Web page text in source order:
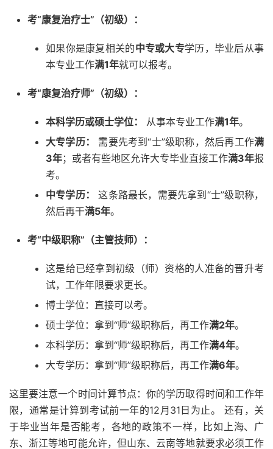
考“康复治疗士”（初级）：
如果你是康复相关的中专或大专学历，毕业后从事
本专业工作满1年就可以报考。
考“康复治疗师”（初级）：
本科学历或硕士学位： 从事本专业工作满1年。
大专学历：
需要先考到“士”级职称，然后再工作满
3年；或者有些地区允许大专毕业直接工作满3年报
考。
中专学历：
这条路最长，需要先拿到“士”级职称，
然后再干满5年。
考“中级职称”（主管技师）：
这是给已经拿到初级（师）资格的人准备的晋升考
试，工作年限要求更长。
博士学位：直接可以考。
硕士学位：拿到“师”级职称后，再工作满2年。
本科学历：拿到“师”级职称后，再工作满4年。
大专学历：拿到“师”级职称后，再工作满6年。
这里要注意一个时间计算节点：你的学历取得时间和工作年
限，通常是计算到考试前一年的12月31日为止。 还有，关
于毕业当年是否能考，各地的政策不一样，比如上海、广
东、浙江等地可能允许，但山东、云南等地就要求必须工作